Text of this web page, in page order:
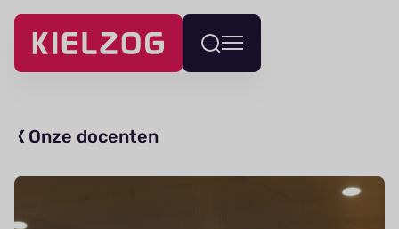
Navigatie
overslaan
Wissel
menu
Onze docenten